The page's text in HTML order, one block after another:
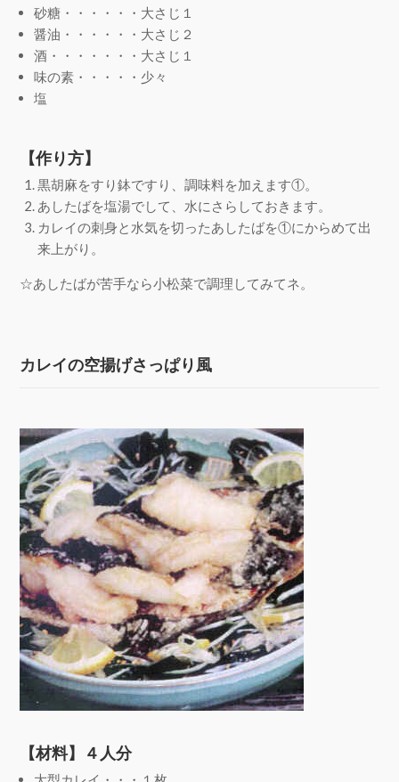
砂糖・・・・・・大さじ１
醤油・・・・・・大さじ２
酒・・・・・・・大さじ１
味の素・・・・・少々
塩
【作り方】
黒胡麻をすり鉢ですり、調味料を加えます①。
あしたばを塩湯でして、水にさらしておきます。
カレイの刺身と水気を切ったあしたばを①にからめて出
来上がり。
☆あしたばが苦手なら小松菜で調理してみてネ。
カレイの空揚げさっぱり風
【材料】４人分